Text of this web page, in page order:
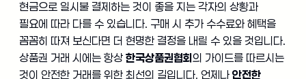
현금으로 일시불 결제하는 것이 좋을 지는 각자의 상황과
필요에 따라 다를 수 있습니다. 구매 시 추가 수수료와 혜택을
꼼꼼히 따져 보신다면 더 현명한 결정을 내릴 수 있을 것입니다.
상품권 거래 시에는 항상 한국상품권협회의 가이드를 따르시는
것이 안전한 거래를 위한 최선의 길입니다. 언제나 안전한